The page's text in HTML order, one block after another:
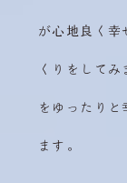
が心地良く幸
くりをして
をゆったりと
ます。